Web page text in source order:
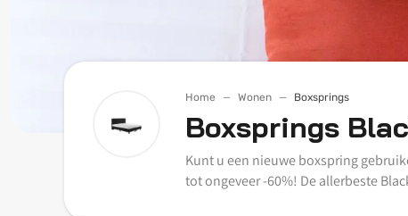
Home Wonen Boxsprings
Boxsprings
Kunt u een nieuwe boxspring
tot ongeveer -60%! De allerbeste